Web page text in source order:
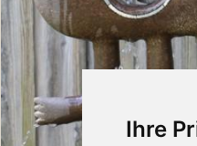
Ihre